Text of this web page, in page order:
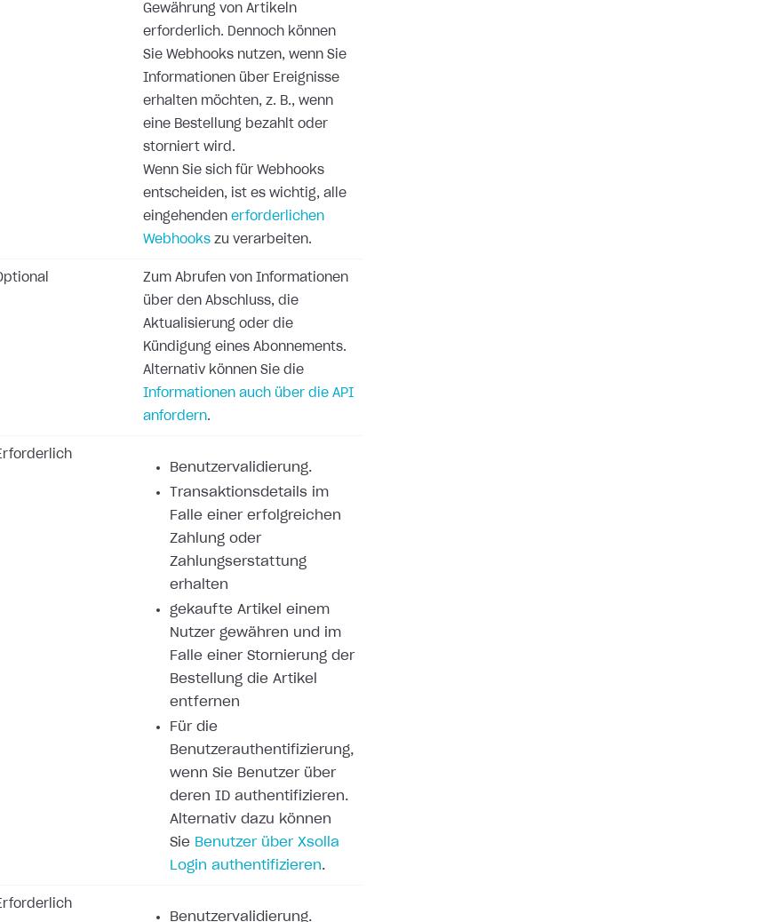
Gewährung von Artikeln
erforderlich. Dennoch können
Sie Webhooks nutzen, wenn Sie
Informationen über Ereignisse
erhalten möchten, z. B., wenn
eine Bestellung bezahlt oder
storniert wird.
Wenn Sie sich für Webhooks
entscheiden, ist es wichtig, alle
eingehenden erforderlichen
Webhooks zu verarbeiten.
Zum Abrufen von Informationen
über den Abschluss, die
Aktualisierung oder die
Kündigung eines Abonnements.
Alternativ können Sie die
Informationen auch über die API
anfordern.
Benutzervalidierung.
Transaktionsdetails im
Falle einer erfolgreichen
Zahlung oder
Zahlungserstattung
erhalten
gekaufte Artikel einem
Nutzer gewähren und im
Falle einer Stornierung der
Bestellung die Artikel
entfernen
Für die
Benutzerauthentifizierung,
wenn Sie Benutzer über
deren ID authentifizieren.
Alternativ dazu können
Sie Benutzer über Xsolla
Login authentifizieren.
Benutzervalidierung.